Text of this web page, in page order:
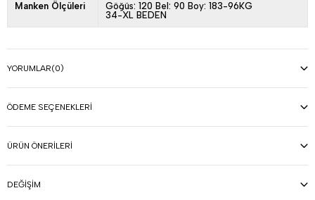
Manken Ölçüleri
Göğüs: 120 Bel: 90 Boy: 183-96KG
34-XL BEDEN
YORUMLAR(0)
ÖDEME SEÇENEKLERI
ÜRÜN ÖNERILERI
DEĞIŞIM